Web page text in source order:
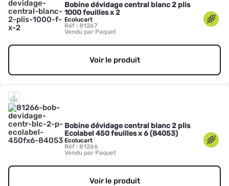
Bobine dévidage central blanc 2 plis
1000 feuilles x 2
Ecolucart
Réf : 81267
Vendu par Paquet
Voir le produit
Bobine dévidage central blanc 2 plis
Ecolabel 450 feuilles x 6 (84053)
Ecolucart
Réf : 81266
Vendu par Paquet
Voir le produit